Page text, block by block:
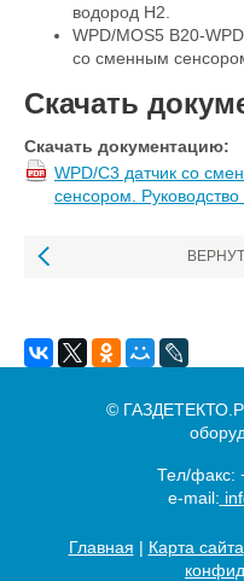
водород Н2.
WPD/MOS5 B20-
со сменным
Скачать
Скачать документацию:
WPD/C3 датчик со
сенсором. Руководство
©
Тел/факс:
e-mail:
Главная | Карта сайта